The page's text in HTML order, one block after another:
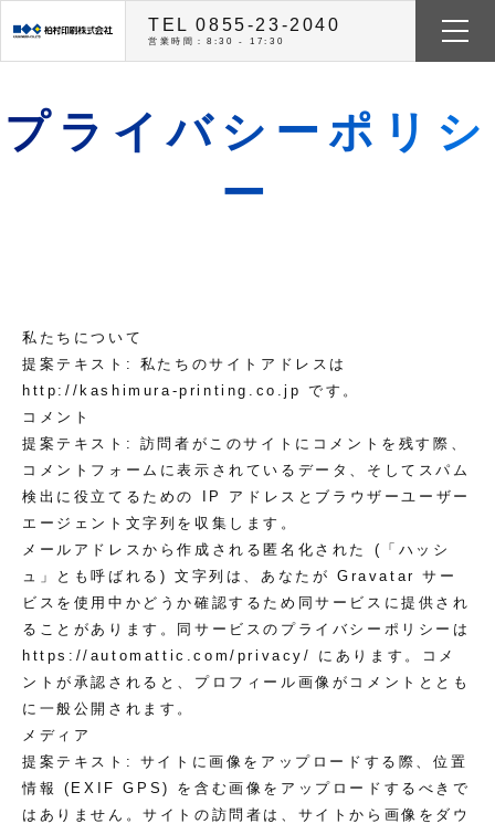
TEL 0855-23-2040
営業時間：8:30 - 17:30
プライバシーポリシ
ー
私たちについて
提案テキスト: 私たちのサイトアドレスは
http://kashimura-printing.co.jp です。
コメント
提案テキスト: 訪問者がこのサイトにコメントを残す際、
コメントフォームに表示されているデータ、そしてスパム
検出に役立てるための IP アドレスとブラウザーユーザー
エージェント文字列を収集します。
メールアドレスから作成される匿名化された (「ハッシ
ュ」とも呼ばれる) 文字列は、あなたが Gravatar サー
ビスを使用中かどうか確認するため同サービスに提供され
ることがあります。同サービスのプライバシーポリシーは
https://automattic.com/privacy/ にあります。コメ
ントが承認されると、プロフィール画像がコメントととも
に一般公開されます。
メディア
提案テキスト: サイトに画像をアップロードする際、位置
情報 (EXIF GPS) を含む画像をアップロードするべきで
はありません。サイトの訪問者は、サイトから画像をダウ